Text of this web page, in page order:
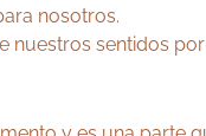
nosotros.
nuestros sentidos